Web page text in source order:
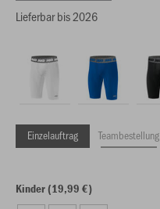
Lieferbar bis 2026
Einzelauftrag Teambestellung
Kinder (19,99 €)